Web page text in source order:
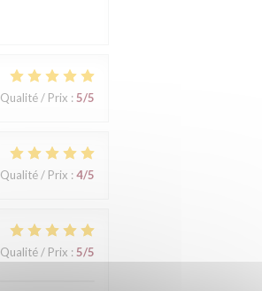
Qualité / Prix : 5/5
Qualité / Prix : 4/5
Qualité / Prix : 5/5